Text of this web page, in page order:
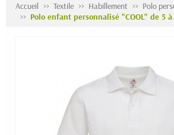
Accueil Textile Habillement
Polo
Polo enfant personnalisé "COOL" de 5 à